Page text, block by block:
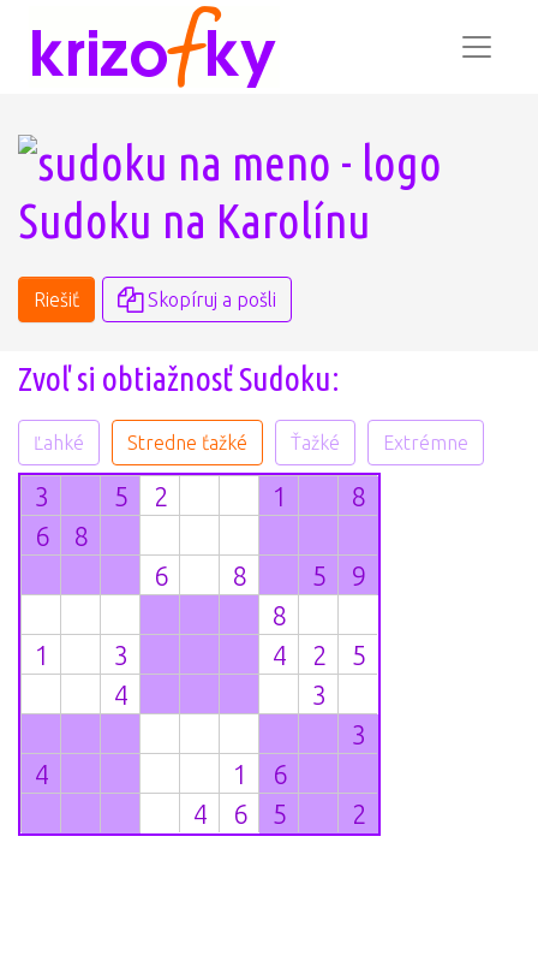
Sudoku na Karolínu
Riešiť Skopíruj a pošli
Zvoľ si obtiažnosť Sudoku:
Ľahké Stredne ťažké Ťažké Extrémne